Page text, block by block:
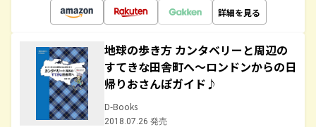
詳細を見る
地球の歩き方 カンタベリーと周辺の
すてきな田舎町へ～ロンドンからの日
帰りおさんぽガイド♪
D-Books
2018.07.26 発売